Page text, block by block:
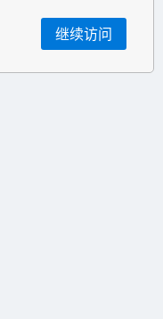
继续访问